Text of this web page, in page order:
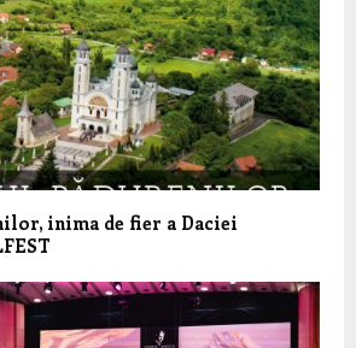
inima de fier a Daciei